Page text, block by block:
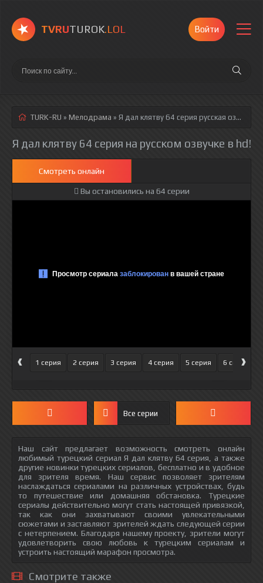
TVRUTUROK.LOL Войти
TURK-RU » Мелодрама » Я дал клятву 64 серия русская озвучка полностью смотреть онлайн!
Я дал клятву 64 серия на русском озвучке в hd!
Смотреть онлайн
Вы остановились на 64 серии
‹ 1 серия 2 серия 3 серия 4 серия 5 серия 6 серия
›
Все серии
Наш сайт предлагает возможность смотреть онлайн
любимый турецкий сериал Я дал клятву 64 серия, а также
другие новинки турецких сериалов, бесплатно и в удобное
для зрителя время. Наш сервис позволяет зрителям
наслаждаться сериалами на различных устройствах, будь
то путешествие или домашняя обстановка. Турецкие
сериалы действительно могут стать настоящей привязкой,
так как они захватывают своими увлекательными
сюжетами и заставляют зрителей ждать следующей серии
с нетерпением. Благодаря нашему проекту, зрители могут
удовлетворить свою любовь к турецким сериалам и
устроить настоящий марафон просмотра.
Смотрите также